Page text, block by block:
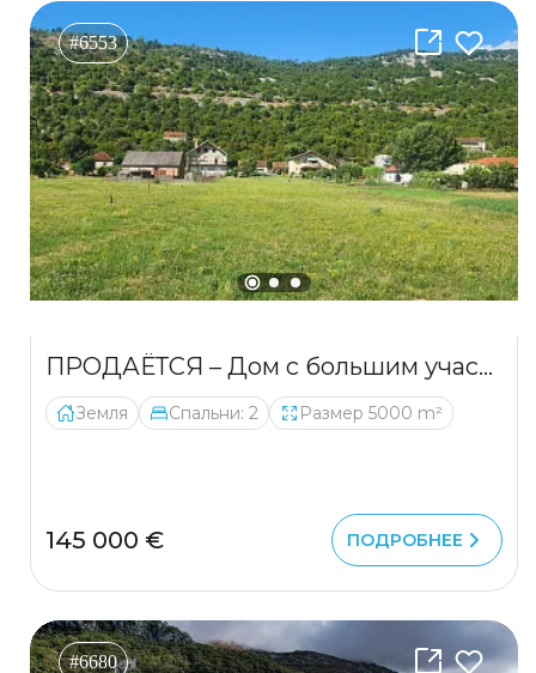
#6553
ПРОДАЁТСЯ – Дом с большим участком и фруктовым садом, рядом с Даниловградом
Земля Спальни: 2 Размер 5000 m²
145 000 € ПОДРОБНЕЕ
#6680